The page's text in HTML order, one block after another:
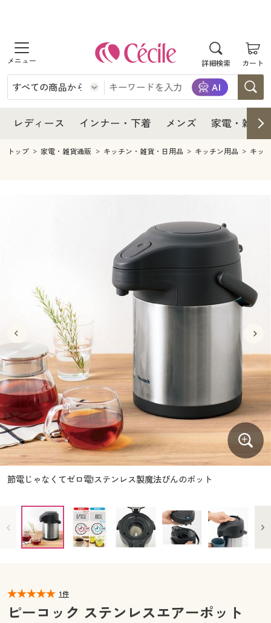
詳細検索 カート
商品を探す
レディース
レディースファッション
インナー・下着
インナー・下着通販すべて
ジュニア・ティーンズ下着
メンズ
キッチン・雑貨・日用品
寝具・インテリア・家具通販すべて
家具・収納
寝具・ベッド
カーテン・ラグ・ファブリック
美容・健康通販すべて
美容・健康・サプリメント
制服・スクール
制服・スクールすべて
制服・学生服
ジュニア・ティーンズ下着
大きいサイズ
大きいサイズ通販すべて
大きいサイズ レディース服
大きいサイズ レディース下着
大きいサイズ メンズ
バーゲン
バーゲンセール
シークレットセール
詳細検索
商品カテゴリ一覧
カタログ
カタログ・チラシからのご注文
デジタルカタログ
カタログ無料プレゼント
レディース インナー・下着 メンズ 家電・雑貨
レディース
レディース通販すべて
レディースファッション
インナー・下着
インナー・下着通販すべて
メンズ
カーテン・ラグ・ファブリック
美容・健康・サプリメント
制服・学生服
ジュニア・ティーンズ下着
大きいサイズ通販すべて
大きいサイズ レディース服
大きいサイズ レディース下着
大きいサイズ メンズ
大きいサイズ 事務・制服
バーゲン
バーゲンセール
シークレットセール
詳細検索
商品カテゴリ一覧
カタログ
カタログ・チラシからのご注文
カタログ無料プレゼント
会員メニュー
閲覧履歴
トップ 家電・雑貨通販 キッチン・雑貨・日用品 キッチン用品 キッ
節電じゃなくてゼロ電!ステンレス製魔法びんのポット
1件
ピーコック ステンレスエアーポット